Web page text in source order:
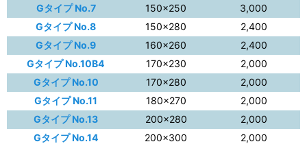
Gタイプ No.7
150×250
3,000
Gタイプ No.8
150×280
2,400
Gタイプ No.9
160×260
2,400
Gタイプ No.10B4
170×230
2,000
Gタイプ No.10
170×280
2,000
Gタイプ No.11
180×270
2,000
Gタイプ No.13
200×280
2,000
Gタイプ No.14
200×300
2,000